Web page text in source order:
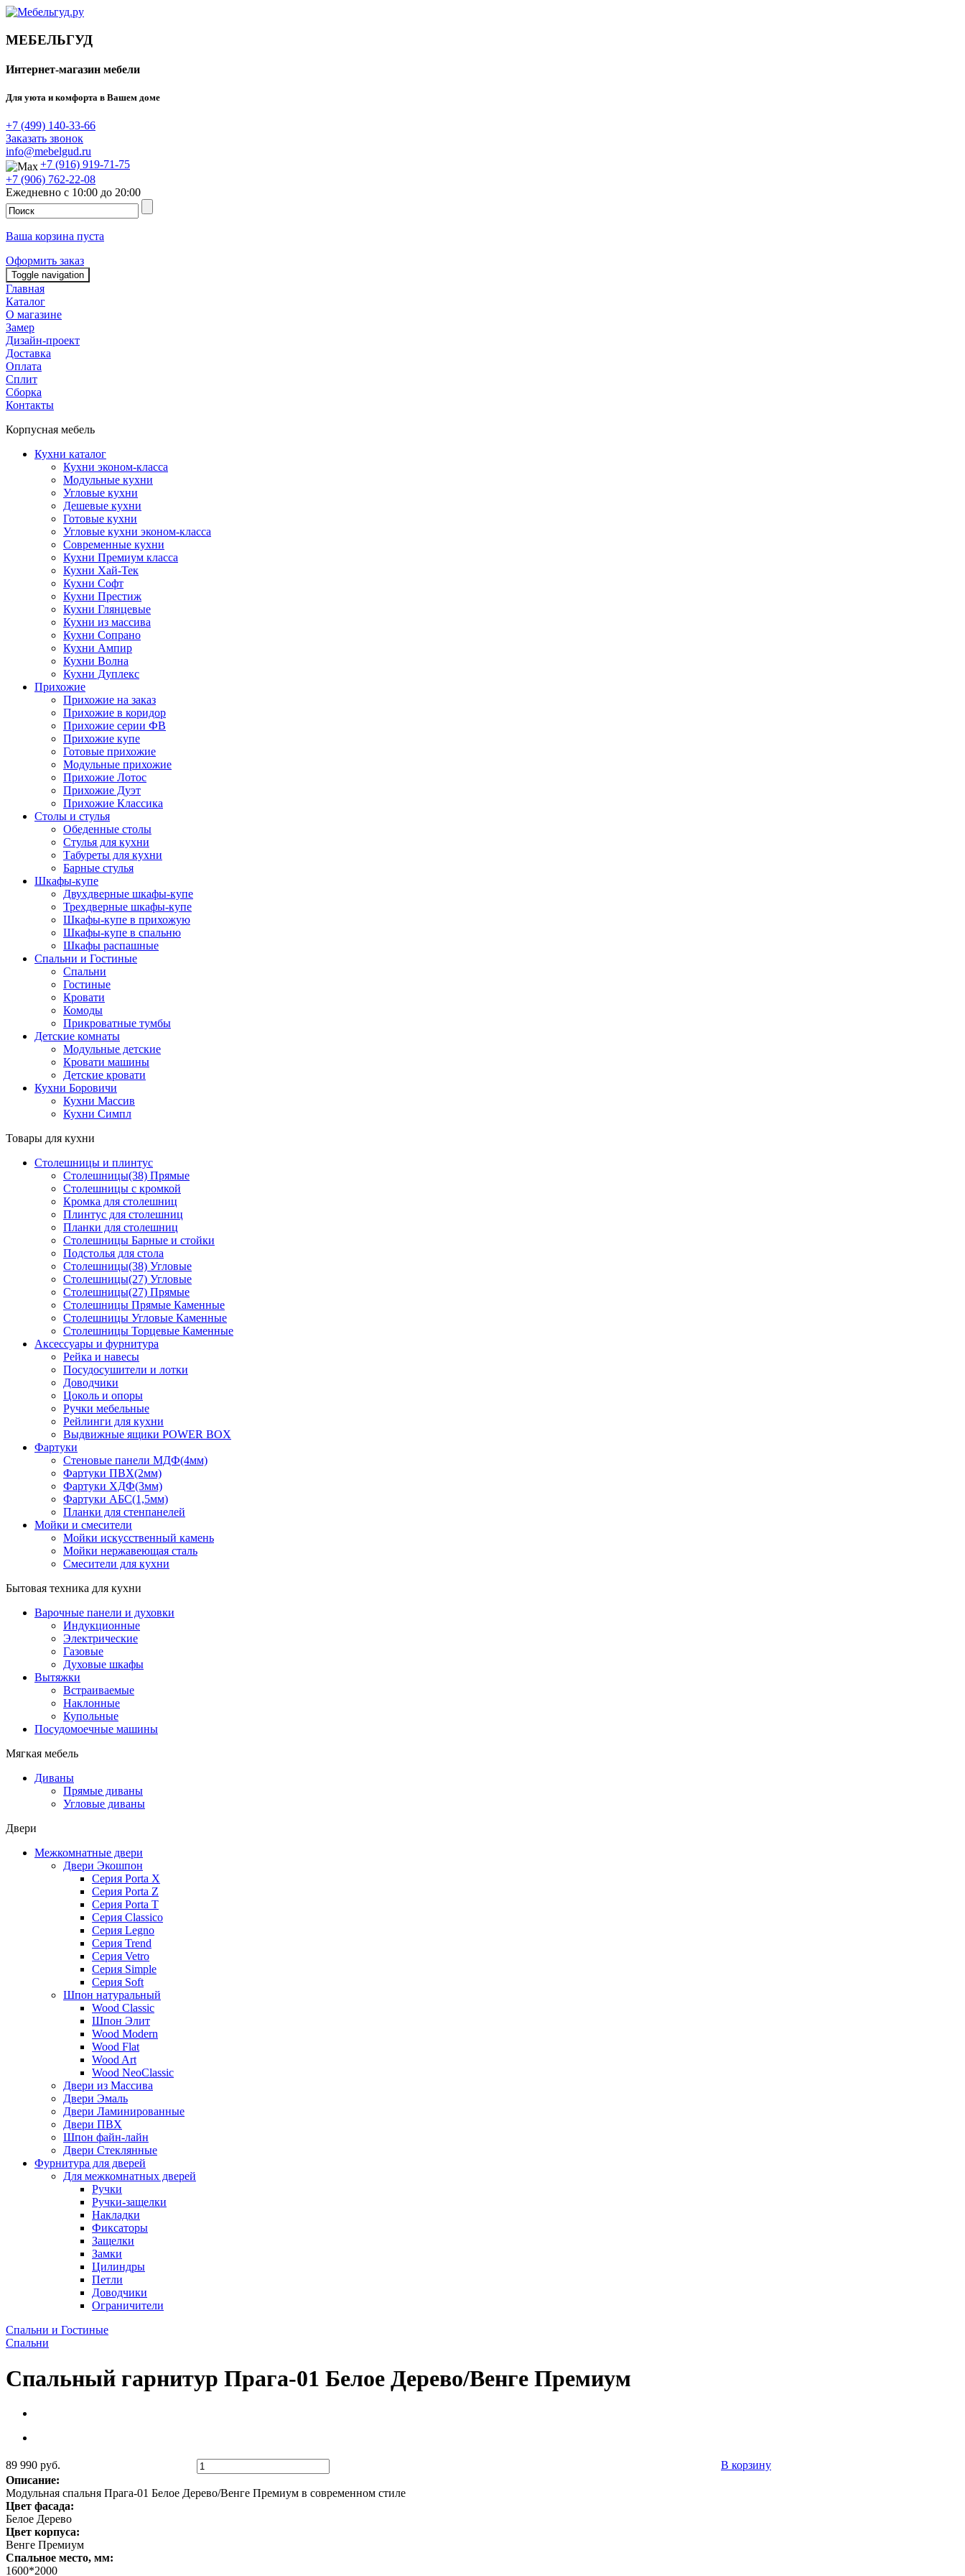
МЕБЕЛЬГУД
Интернет-магазин мебели
Для уюта и комфорта в Вашем доме
+7 (499) 140-33-66
Заказать звонок
info@mebelgud.ru
+7 (916) 919-71-75
+7 (906) 762-22-08
Ежедневно с 10:00 до 20:00
Ваша корзина пуста
Оформить заказ
Toggle navigation
Главная
Каталог
О магазине
Замер
Дизайн-проект
Доставка
Оплата
Сплит
Сборка
Контакты
Корпусная мебель
Кухни каталог
Кухни эконом-класса
Модульные кухни
Угловые кухни
Дешевые кухни
Готовые кухни
Угловые кухни эконом-класса
Современные кухни
Кухни Премиум класса
Кухни Хай-Тек
Кухни Софт
Кухни Престиж
Кухни Глянцевые
Кухни из массива
Кухни Сопрано
Кухни Ампир
Кухни Волна
Кухни Дуплекс
Прихожие
Прихожие на заказ
Прихожие в коридор
Прихожие серии ФВ
Прихожие купе
Готовые прихожие
Модульные прихожие
Прихожие Лотос
Прихожие Дуэт
Прихожие Классика
Столы и стулья
Обеденные столы
Стулья для кухни
Табуреты для кухни
Барные стулья
Шкафы-купе
Двухдверные шкафы-купе
Трехдверные шкафы-купе
Шкафы-купе в прихожую
Шкафы-купе в спальню
Шкафы распашные
Спальни и Гостиные
Спальни
Гостиные
Кровати
Комоды
Прикроватные тумбы
Детские комнаты
Модульные детские
Кровати машины
Детские кровати
Кухни Боровичи
Кухни Массив
Кухни Симпл
Товары для кухни
Столешницы и плинтус
Столешницы(38) Прямые
Столешницы с кромкой
Кромка для столешниц
Плинтус для столешниц
Планки для столешниц
Столешницы Барные и стойки
Подстолья для стола
Столешницы(38) Угловые
Столешницы(27) Угловые
Столешницы(27) Прямые
Столешницы Прямые Каменные
Столешницы Угловые Каменные
Столешницы Торцевые Каменные
Аксессуары и фурнитура
Рейка и навесы
Посудосушители и лотки
Доводчики
Цоколь и опоры
Ручки мебельные
Рейлинги для кухни
Выдвижные ящики POWER BOX
Фартуки
Стеновые панели МДФ(4мм)
Фартуки ПВХ(2мм)
Фартуки ХДФ(3мм)
Фартуки АБС(1,5мм)
Планки для стенпанелей
Мойки и смесители
Мойки искусственный камень
Мойки нержавеющая сталь
Смесители для кухни
Бытовая техника для кухни
Варочные панели и духовки
Индукционные
Электрические
Газовые
Духовые шкафы
Вытяжки
Встраиваемые
Наклонные
Купольные
Посудомоечные машины
Мягкая мебель
Диваны
Прямые диваны
Угловые диваны
Двери
Межкомнатные двери
Двери Экошпон
Серия Porta X
Серия Porta Z
Серия Porta T
Серия Classico
Серия Legno
Серия Trend
Серия Vetro
Серия Simple
Серия Soft
Шпон натуральный
Wood Classic
Шпон Элит
Wood Modern
Wood Flat
Wood Art
Wood NeoClassic
Двери из Массива
Двери Эмаль
Двери Ламинированные
Двери ПВХ
Шпон файн-лайн
Двери Стеклянные
Фурнитура для дверей
Для межкомнатных дверей
Ручки
Ручки-защелки
Накладки
Фиксаторы
Защелки
Замки
Цилиндры
Петли
Доводчики
Ограничители
Спальни и Гостиные
Спальни
Спальный гарнитур Прага-01 Белое Дерево/Венге Премиум
89 990 руб.
В корзину
Описание:
Модульная спальня Прaга-01 Белое Дерево/Венге Премиум в современном стиле
Цвет фасада:
Белое Дерево
Цвет корпуса:
Венге Премиум
Спальное место, мм:
1600*2000